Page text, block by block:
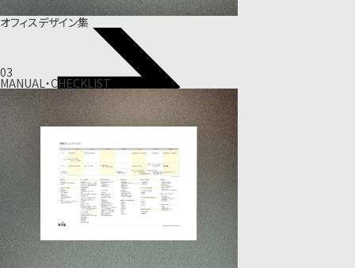
オフィスデザイン集
03
MANUAL・CHECKLIST